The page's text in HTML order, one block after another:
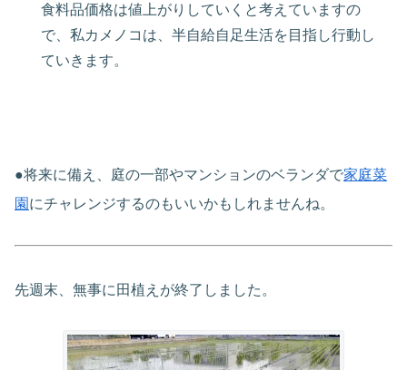
食料品価格は値上がりしていくと考えていますの
で、私カメノコは、半自給自足生活を目指し行動し
ていきます。
●将来に備え、庭の一部やマンションのベランダで家庭菜
園 にチャレンジするのもいいかもしれませんね。
先週末、無事に田植えが終了しました。